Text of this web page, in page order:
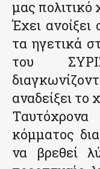
μας πολιτικό
Έχει
τα ηγετικά
του
αναδείξει το
κόμματος
να βρεθεί